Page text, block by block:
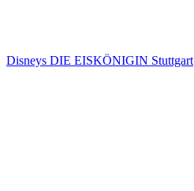
Disneys DIE EISKÖNIGIN Stuttgart